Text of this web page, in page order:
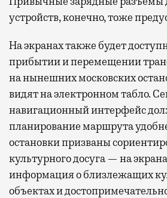
устройств, конечно, тоже
На экранах также будет
прибытии и перемещении
на нынешних московских
видят на электронном табло.
навигационный интерфейс
планирование маршрута
остановки призваны
культурного досуга — на
информация о близлежащих
объектах и